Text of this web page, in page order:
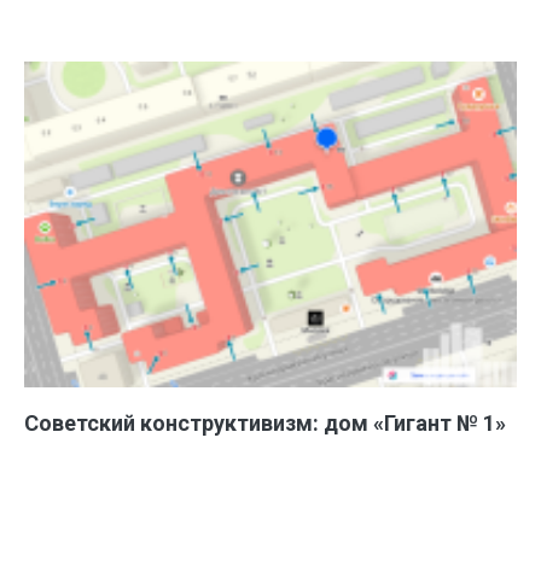
Советский конструктивизм: дом «Гигант № 1»